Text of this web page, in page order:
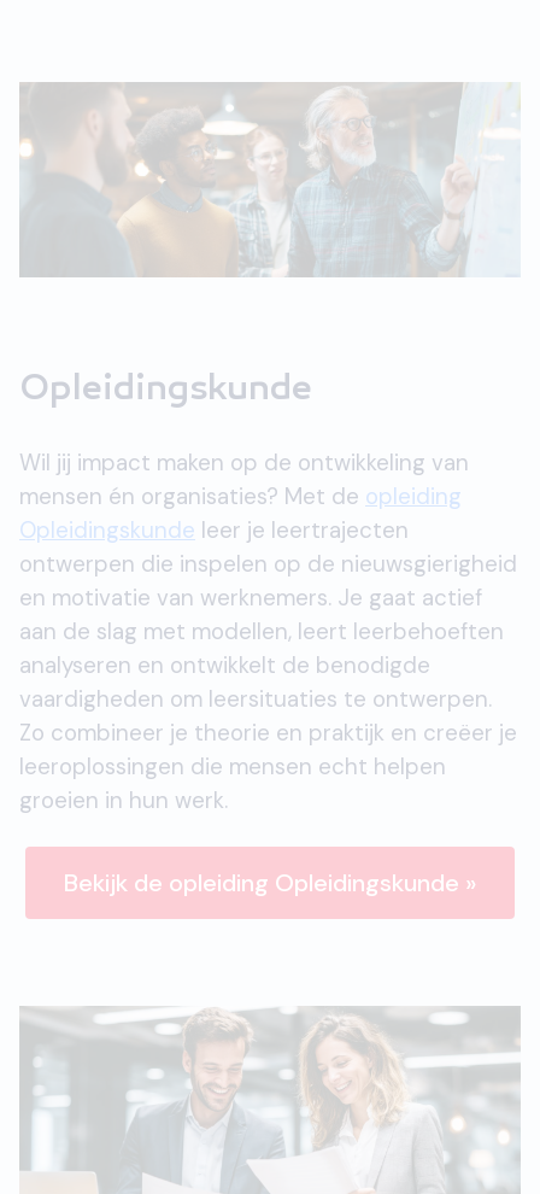
Opleidingskunde
Wil jij impact maken op de ontwikkeling van
mensen én organisaties? Met de opleiding
Opleidingskunde leer je leertrajecten
ontwerpen die inspelen op de nieuwsgierigheid
en motivatie van werknemers. Je gaat actief
aan de slag met modellen, leert leerbehoeften
analyseren en ontwikkelt de benodigde
vaardigheden om leersituaties te ontwerpen.
Zo combineer je theorie en praktijk en creëer je
leeroplossingen die mensen echt helpen
groeien in hun werk.
Bekijk de opleiding Opleidingskunde »